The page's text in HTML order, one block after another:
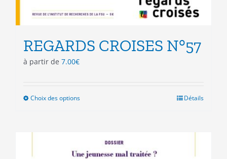
REGARDS CROISES N°57
à partir de 7.00€
Choix des optionsCe
variations.
Les
Détails